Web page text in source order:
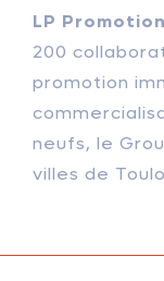
LP
200
promotion
neufs, le
villes de